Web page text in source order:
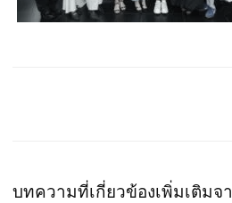
บทความที่เกี่ยวข้องเพิ่มเติมจ